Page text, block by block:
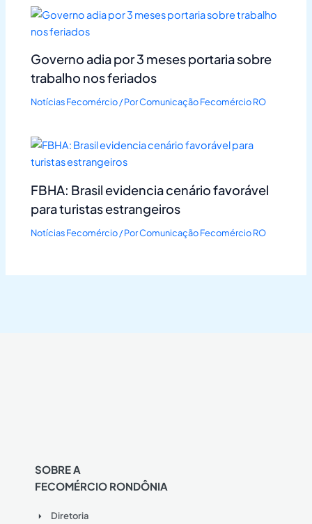
Governo adia por 3 meses portaria sobre
trabalho nos feriados
Notícias Fecomércio/ PorComunicação Fecomércio RO
FBHA: Brasil evidencia cenário favorável
para turistas estrangeiros
Notícias Fecomércio/ PorComunicação Fecomércio RO
SOBRE A
FECOMÉRCIO RONDÔNIA
Diretoria